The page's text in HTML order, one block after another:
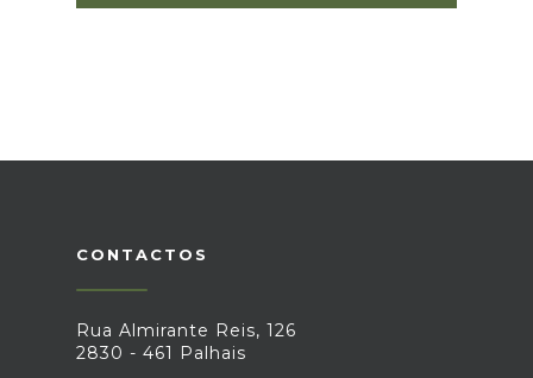
CONTACTOS
Rua Almirante Reis, 126
2830 - 461 Palhais